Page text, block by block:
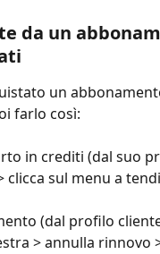
da un
un
farlo così:
in crediti (dal suo
sul menu a
(dal profilo
> annulla rinnovo